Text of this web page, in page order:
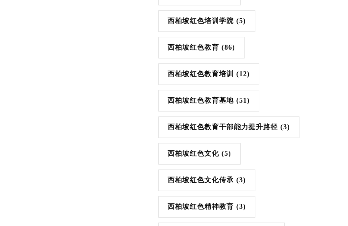
西柏坡红色培训学院 (5)
西柏坡红色教育 (86)
西柏坡红色教育培训 (12)
西柏坡红色教育基地 (51)
西柏坡红色教育干部能力提升路径 (3)
西柏坡红色文化 (5)
西柏坡红色文化传承 (3)
西柏坡红色精神教育 (3)